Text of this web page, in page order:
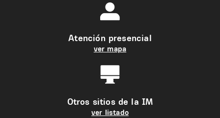
Atención presencial
ver mapa
Otros sitios de la IM
ver listado